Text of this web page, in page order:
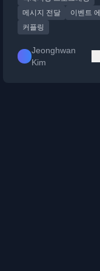
메시지 전달
이벤트
커플링
Jeonghwan
Kim